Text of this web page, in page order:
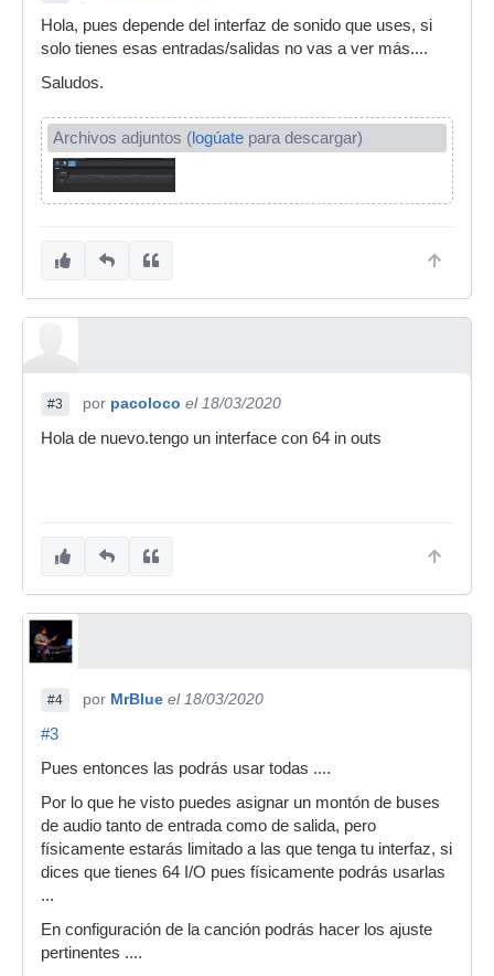
Hola, pues depende del interfaz de sonido que uses, si
solo tienes esas entradas/salidas no vas a ver más....
Saludos.
Archivos adjuntos (logúate para descargar)
#3 por pacoloco el 18/03/2020
Hola de nuevo.tengo un interface con 64 in outs
#4 por MrBlue el 18/03/2020
#3
Pues entonces las podrás usar todas ....
Por lo que he visto puedes asignar un montón de buses
de audio tanto de entrada como de salida, pero
físicamente estarás limitado a las que tenga tu interfaz, si
dices que tienes 64 I/O pues físicamente podrás usarlas
...
En configuración de la canción podrás hacer los ajuste
pertinentes ....